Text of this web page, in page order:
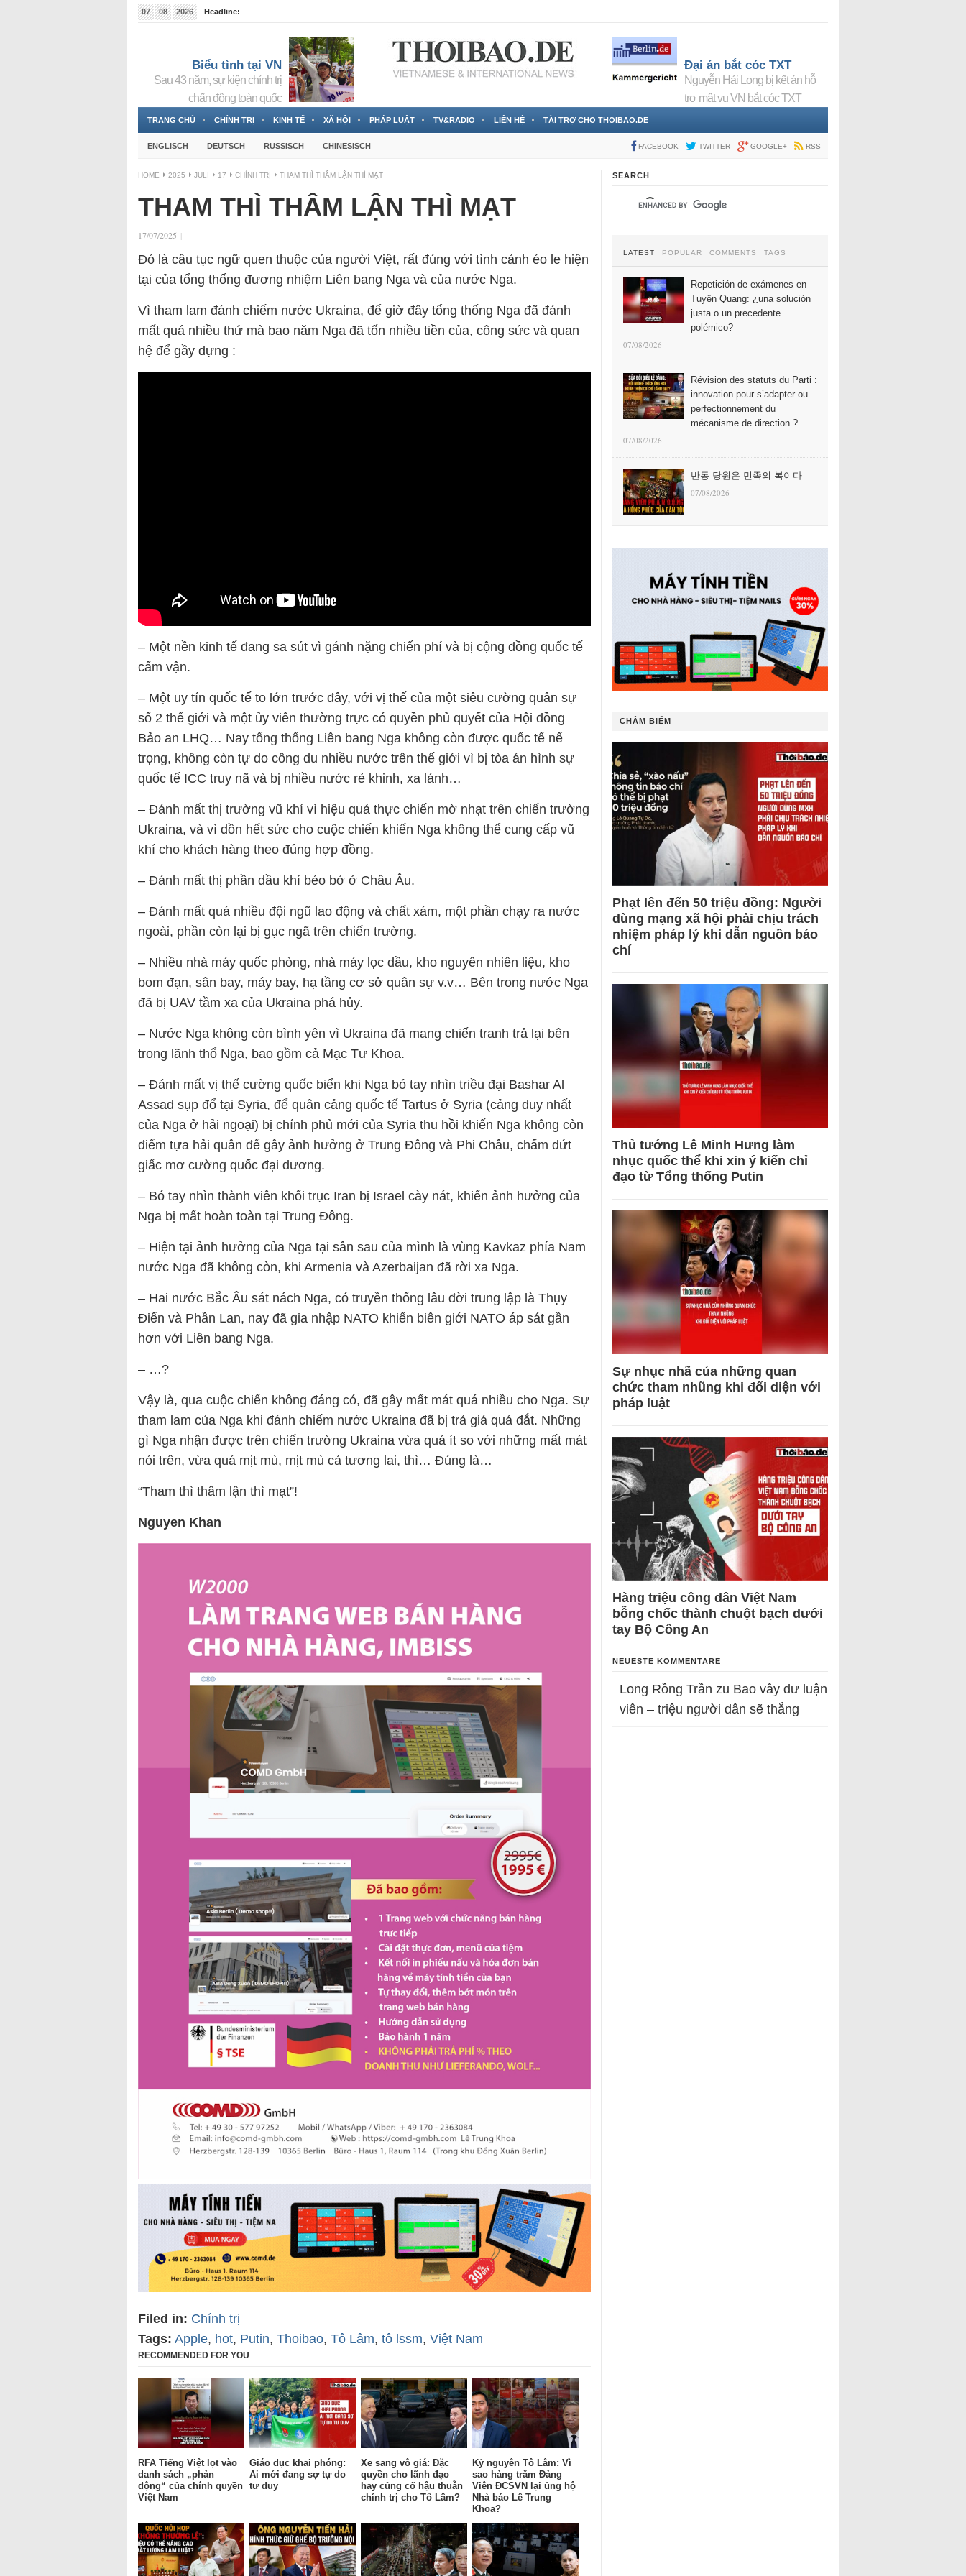
07 08 2026
Headline:
Biểu tình tại VN
Sau 43 năm, sự kiện chính trị
chấn động toàn quốc
Đại án bắt cóc TXT
Nguyễn Hải Long bị kết án hỗ
trợ mật vụ VN bắt cóc TXT
TRANG CHỦ CHÍNH TRỊ KINH TẾ XÃ HỘI PHÁP LUẬT TV&RADIO LIÊN HỆ TÀI TRỢ CHO THOIBAO.DE
ENGLISCH DEUTSCH RUSSISCH CHINESISCH FACEBOOK TWITTER GOOGLE+ RSS
HOME 2025 JULI 17 CHÍNH TRỊ THAM THÌ THÂM LẬN THÌ MẠT
THAM THÌ THÂM LẬN THÌ MẠT
17/07/2025 |
Đó là câu tục ngữ quen thuộc của người Việt, rất đúng với tình cảnh éo le hiện
tại của tổng thống đương nhiệm Liên bang Nga và của nước Nga.
Vì tham lam đánh chiếm nước Ukraina, để giờ đây tổng thống Nga đã đánh
mất quá nhiều thứ mà bao năm Nga đã tốn nhiều tiền của, công sức và quan
hệ để gầy dựng :
– Một nền kinh tế đang sa sút vì gánh nặng chiến phí và bị cộng đồng quốc tế
cấm vận.
– Một uy tín quốc tế to lớn trước đây, với vị thế của một siêu cường quân sự
số 2 thế giới và một ủy viên thường trực có quyền phủ quyết của Hội đồng
Bảo an LHQ… Nay tổng thống Liên bang Nga không còn được quốc tế nể
trọng, không còn tự do công du nhiều nước trên thế giới vì bị tòa án hình sự
quốc tế ICC truy nã và bị nhiều nước rẻ khinh, xa lánh…
– Đánh mất thị trường vũ khí vì hiệu quả thực chiến mờ nhạt trên chiến trường
Ukraina, và vì dồn hết sức cho cuộc chiến khiến Nga không thể cung cấp vũ
khí cho khách hàng theo đúng hợp đồng.
– Đánh mất thị phần dầu khí béo bở ở Châu Âu.
– Đánh mất quá nhiều đội ngũ lao động và chất xám, một phần chạy ra nước
ngoài, phần còn lại bị gục ngã trên chiến trường.
– Nhiều nhà máy quốc phòng, nhà máy lọc dầu, kho nguyên nhiên liệu, kho
bom đạn, sân bay, máy bay, hạ tầng cơ sở quân sự v.v… Bên trong nước Nga
đã bị UAV tầm xa của Ukraina phá hủy.
– Nước Nga không còn bình yên vì Ukraina đã mang chiến tranh trả lại bên
trong lãnh thổ Nga, bao gồm cả Mạc Tư Khoa.
– Đánh mất vị thế cường quốc biển khi Nga bó tay nhìn triều đại Bashar Al
Assad sụp đổ tại Syria, để quân cảng quốc tế Tartus ở Syria (cảng duy nhất
của Nga ở hải ngoại) bị chính phủ mới của Syria thu hồi khiến Nga không còn
điểm tựa hải quân để gây ảnh hưởng ở Trung Đông và Phi Châu, chấm dứt
giấc mơ cường quốc đại dương.
– Bó tay nhìn thành viên khối trục Iran bị Israel cày nát, khiến ảnh hưởng của
Nga bị mất hoàn toàn tại Trung Đông.
– Hiện tại ảnh hưởng của Nga tại sân sau của mình là vùng Kavkaz phía Nam
nước Nga đã không còn, khi Armenia và Azerbaijan đã rời xa Nga.
– Hai nước Bắc Âu sát nách Nga, có truyền thống lâu đời trung lập là Thụy
Điển và Phần Lan, nay đã gia nhập NATO khiến biên giới NATO áp sát gần
hơn với Liên bang Nga.
– …?
Vậy là, qua cuộc chiến không đáng có, đã gây mất mát quá nhiều cho Nga. Sự
tham lam của Nga khi đánh chiếm nước Ukraina đã bị trả giá quá đắt. Những
gì Nga nhận được trên chiến trường Ukraina vừa quá ít so với những mất mát
nói trên, vừa quá mịt mù, mịt mù cả tương lai, thì… Đúng là…
“Tham thì thâm lận thì mạt”!
Nguyen Khan
Filed in: Chính trị
Tags: Apple, hot, Putin, Thoibao, Tô Lâm, tô lssm, Việt Nam
RECOMMENDED FOR YOU
RFA Tiếng Việt lọt vào
danh sách „phản
động“ của chính quyền
Việt Nam
Giáo dục khai phóng:
Ai mới đang sợ tự do
tư duy
Xe sang vô giá: Đặc
quyền cho lãnh đạo
hay củng cố hậu thuẫn
chính trị cho Tô Lâm?
Kỷ nguyên Tô Lâm: Vì
sao hàng trăm Đảng
Viên ĐCSVN lại ủng hộ
Nhà báo Lê Trung
Khoa?
SEARCH
LATEST POPULAR COMMENTS TAGS
Repetición de exámenes en
Tuyên Quang: ¿una solución
justa o un precedente
polémico?
07/08/2026
Révision des statuts du Parti :
innovation pour s’adapter ou
perfectionnement du
mécanisme de direction ?
07/08/2026
반동 당원은 민족의 복이다
07/08/2026
CHÂM BIẾM
Phạt lên đến 50 triệu đồng: Người
dùng mạng xã hội phải chịu trách
nhiệm pháp lý khi dẫn nguồn báo
chí
Thủ tướng Lê Minh Hưng làm
nhục quốc thể khi xin ý kiến chỉ
đạo từ Tổng thống Putin
Sự nhục nhã của những quan
chức tham nhũng khi đối diện với
pháp luật
Hàng triệu công dân Việt Nam
bỗng chốc thành chuột bạch dưới
tay Bộ Công An
NEUESTE KOMMENTARE
Long Rồng Trần zu Bao vây dư luận
viên – triệu người dân sẽ thắng